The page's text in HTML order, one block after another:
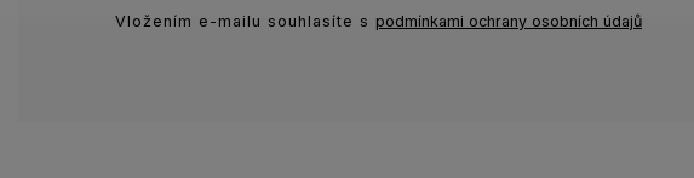
Vložením e-mailu souhlasíte s podmínkami ochrany osobních údajů